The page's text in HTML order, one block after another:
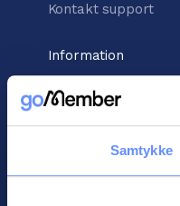
Samtykke
Kontakt support
Information
Handelsbetingelser
Cookies